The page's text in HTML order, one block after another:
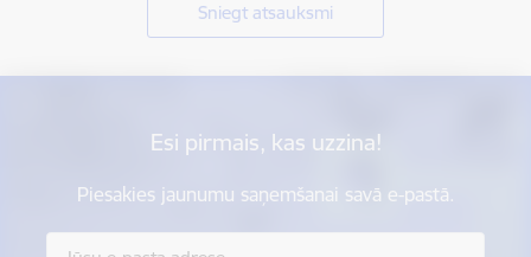
Sniegt atsauksmi
Esi pirmais, kas uzzina!
Piesakies jaunumu saņemšanai savā e-pastā.